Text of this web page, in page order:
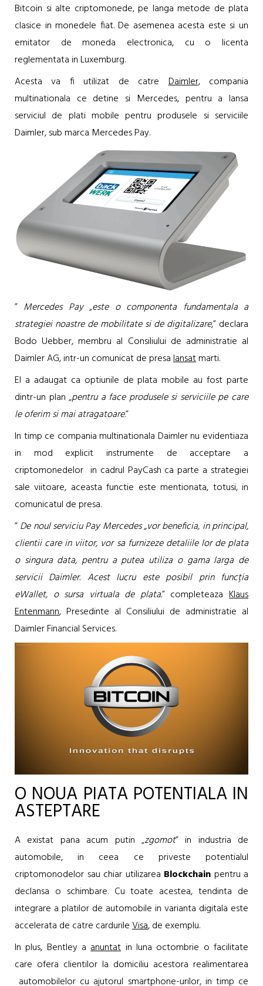
Bitcoin si alte criptomonede, pe langa metode de plata
clasice in monedele fiat. De asemenea acesta este si un
emitator de moneda electronica, cu o licenta
reglementata in Luxemburg.
Acesta va fi utilizat de catreDaimler, compania
multinationala ce detine si Mercedes, pentru a lansa
serviciul de plati mobile pentru produsele si serviciile
Daimler, sub marca Mercedes Pay.
” Mercedes Pay „este o componenta fundamentala a
strategiei noastre de mobilitate si de digitalizare,” declara
Bodo Uebber, membru al Consiliului de administratie al
Daimler AG, intr-un comunicat de presalansatmarti.
El a adaugat ca optiunile de plata mobile au fost parte
dintr-un plan „pentru a face produsele si serviciile pe care
le oferim si mai atragatoare.”
In timp ce compania multinationala Daimler nu evidentiaza
in mod explicit instrumente de acceptare a
criptomonedelor in cadrul PayCash ca parte a strategiei
sale viitoare, aceasta functie este mentionata, totusi, in
comunicatul de presa.
”De noul serviciu Pay Mercedes „vor beneficia, in principal,
clientii care in viitor, vor sa furnizeze detaliile lor de plata
o singura data, pentru a putea utiliza o gama larga de
servicii Daimler. Acest lucru este posibil prin funcția
eWallet, o sursa virtuala de plata.” completeazaKlaus
Entenmann, Presedinte al Consiliului de administratie al
Daimler Financial Services.
O NOUA PIATA POTENTIALA IN
ASTEPTARE
A existat pana acum putin „zgomot” in industria de
automobile, in ceea ce priveste potentialul
criptomonodelor sau chiar utilizarea Blockchain pentru a
declansa o schimbare. Cu toate acestea, tendinta de
integrare a platilor de automobile in varianta digitala este
accelerata de catre cardurileVisa, de exemplu.
In plus, Bentley aanuntatin luna octombrie o facilitate
care ofera clientilor la domiciliu acestora realimentarea
automobilelor cu ajutorul smartphone-urilor, in timp ce